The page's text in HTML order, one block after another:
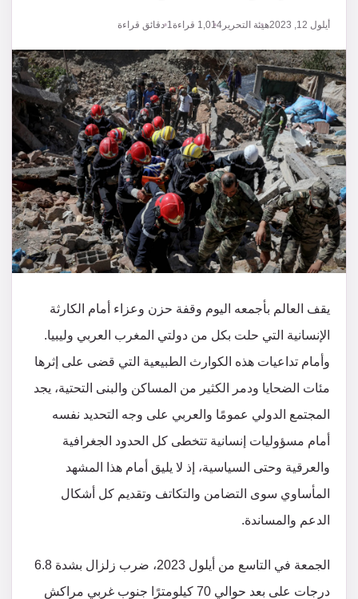
أيلول 12, 2023 هيئة التحرير 1,014 قراءة1 دقائق قراءة
يقف العالم بأجمعه اليوم وقفة حزن وعزاء أمام الكارثة
الإنسانية التي حلت بكل من دولتي المغرب العربي وليبيا.
وأمام تداعيات هذه الكوارث الطبيعية التي قضى على إثرها
مئات الضحايا ودمر الكثير من المساكن والبنى التحتية، يجد
المجتمع الدولي عمومًا والعربي على وجه التحديد نفسه
أمام مسؤوليات إنسانية تتخطى كل الحدود الجغرافية
والعرقية وحتى السياسية، إذ لا يليق أمام هذا المشهد
المأساوي سوى التضامن والتكاتف وتقديم كل أشكال
الدعم والمساندة.
الجمعة في التاسع من أيلول 2023، ضرب زلزال بشدة 6.8
درجات على بعد حوالي 70 كيلومترًا جنوب غربي مراكش